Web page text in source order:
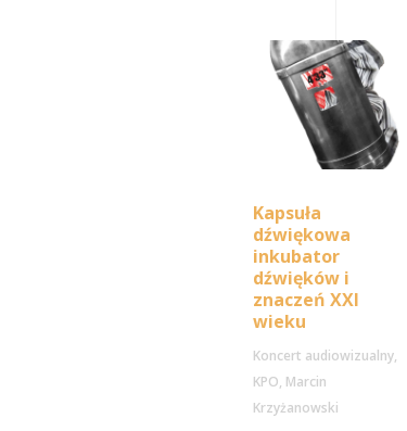
Kapsuła
dźwiękowa
inkubator
dźwięków i
znaczeń XXI
wieku
Koncert audiowizualny,
KPO, Marcin
Krzyżanowski